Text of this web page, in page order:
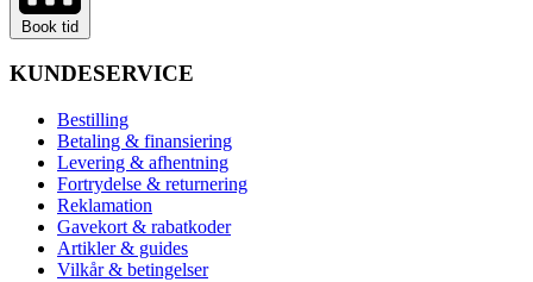
Book tid
KUNDESERVICE
Bestilling
Betaling & finansiering
Levering & afhentning
Fortrydelse & returnering
Reklamation
Gavekort & rabatkoder
Artikler & guides
Vilkår & betingelser